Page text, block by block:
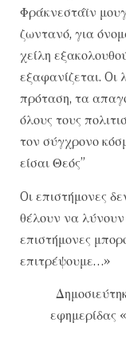
Φράκνεστάϊν
ζωντανό, για
χείλη
εξαφανίζεται. Oι
πρόταση, τα
όλους τους
τον σύγχρονο
είσαι Θεός”
Oι επιστήμονες
θέλουν να λύνουν
επιστήμονες
επιτρέψουμε…»
εφημερίδας